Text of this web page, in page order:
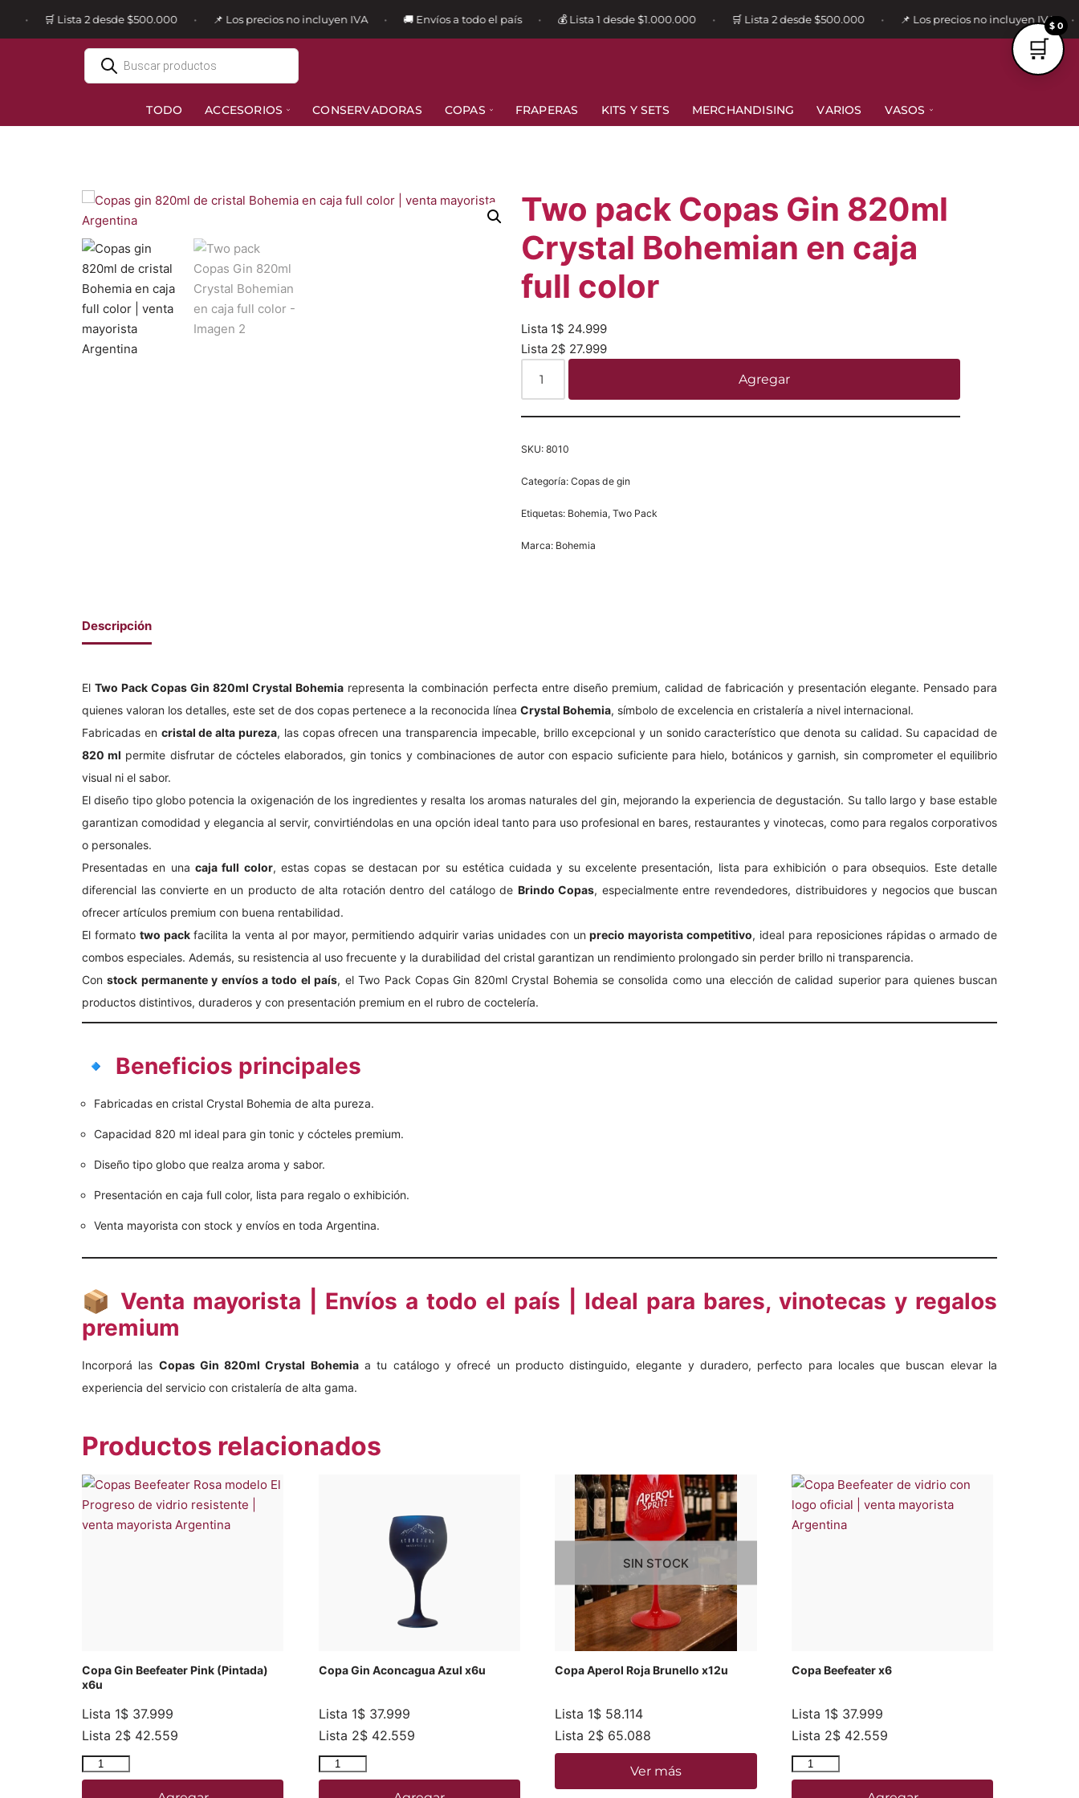
Ir
🛒 Lista 2 desde $500.000 📌 Los precios no incluyen IVA 🚚 Envíos a todo el país 💰 Lista 1 desde $1.000.000 🛒 Lista 2 desde $500.000 📌 Los precios no incluyen IVA •
TODO ACCESORIOS CONSERVADORAS COPAS FRAPERAS KITS Y SETS MERCHANDISING VARIOS VASOS
Two pack Copas Gin 820ml
Crystal Bohemian en caja
full color
Lista 1$ 24.999
Lista 2$ 27.999
Agregar
SKU:8010
Categoría:Copas de gin
Etiquetas: Bohemia,Two Pack
Marca: Bohemia
Descripción
ElTwo Pack Copas Gin 820ml Crystal Bohemia representa la combinación perfecta entre diseño premium, calidad de fabricación y presentación elegante. Pensado para
quienes valoran los detalles, este set de dos copas pertenece a la reconocida línea Crystal Bohemia, símbolo de excelencia en cristalería a nivel internacional.
Fabricadas en cristal de alta pureza, las copas ofrecen una transparencia impecable, brillo excepcional y un sonido característico que denota su calidad. Su capacidad de
820 ml permite disfrutar de cócteles elaborados, gin tonics y combinaciones de autor con espacio suficiente para hielo, botánicos y garnish, sin comprometer el equilibrio
visual ni el sabor.
El diseño tipo globo potencia la oxigenación de los ingredientes y resalta los aromas naturales del gin, mejorando la experiencia de degustación. Su tallo largo y base estable
garantizan comodidad y elegancia al servir, convirtiéndolas en una opción ideal tanto para uso profesional en bares, restaurantes y vinotecas, como para regalos corporativos
o personales.
Presentadas en una caja full color, estas copas se destacan por su estética cuidada y su excelente presentación, lista para exhibición o para obsequios. Este detalle
diferencial las convierte en un producto de alta rotación dentro del catálogo de Brindo Copas, especialmente entre revendedores, distribuidores y negocios que buscan
ofrecer artículos premium con buena rentabilidad.
El formato two packfacilita la venta al por mayor, permitiendo adquirir varias unidades con unprecio mayorista competitivo, ideal para reposiciones rápidas o armado de
combos especiales. Además, su resistencia al uso frecuente y la durabilidad del cristal garantizan un rendimiento prolongado sin perder brillo ni transparencia.
Constock permanente y envíos a todo el país, el Two Pack Copas Gin 820ml Crystal Bohemia se consolida como una elección de calidad superior para quienes buscan
productos distintivos, duraderos y con presentación premium en el rubro de coctelería.
🔹 Beneficios principales
Fabricadas en cristal Crystal Bohemia de alta pureza.
Capacidad 820 ml ideal para gin tonic y cócteles premium.
Diseño tipo globo que realza aroma y sabor.
Presentación en caja full color, lista para regalo o exhibición.
Venta mayorista con stock y envíos en toda Argentina.
📦 Venta mayorista | Envíos a todo el país | Ideal para bares, vinotecas y regalos
premium
Incorporá las Copas Gin 820ml Crystal Bohemiaa tu catálogo y ofrecé un producto distinguido, elegante y duradero, perfecto para locales que buscan elevar la
experiencia del servicio con cristalería de alta gama.
Productos relacionados
Copa Gin Beefeater Pink (Pintada)
x6u
Lista 1$ 37.999
Lista 2$ 42.559
Copa Gin Aconcagua Azul x6u
Lista 1$37.999
Lista 2$42.559
SIN STOCK
Copa Aperol Roja Brunello x12u
Lista 1$ 58.114
Lista 2$ 65.088
Ver más
Copa Beefeater x6
Lista 1$ 37.999
Lista 2$ 42.559
$ 0